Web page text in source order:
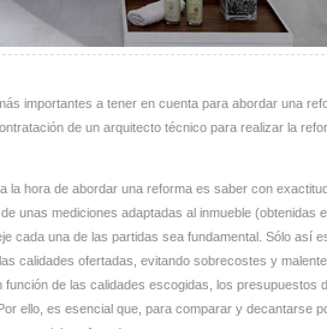
importantes a tener en cuenta para abordar una
de un arquitecto técnico para realizar la
la hora de abordar una reforma es saber con
unas mediciones adaptadas al inmueble (obtenidas
cada una de las partidas sea fundamental. Sólo así
calidades ofertadas, evitando sobrecostes y
función de las calidades escogidas, los presupuestos
ello, es esencial que, para comparar y decantarse